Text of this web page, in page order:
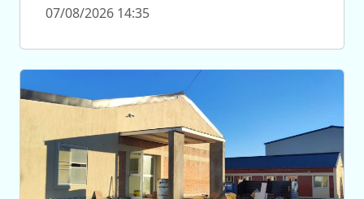
07/08/2026 14:35